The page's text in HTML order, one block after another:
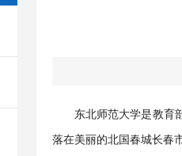
东北师范大学是教育
落在美丽的北国春城长春